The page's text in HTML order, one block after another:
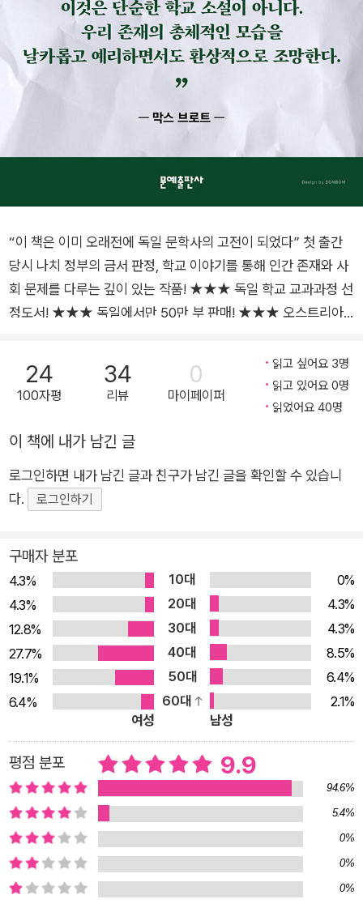
“이 책은 이미 오래전에 독일 문학사의 고전이 되었다” 첫 출간
당시 나치 정부의 금서 판정, 학교 이야기를 통해 인간 존재와 사
회 문제를 다루는 깊이 있는 작품! ★★★ 독일 학교 교과과정 선
정도서! ★★★ 독일에서만 50만 부 판매! ★★★ 오스트리아
추천! ★★★ 영국, 프랑스 등 유럽에서 꾸준히 읽히는 현대의 고
전! 첫 출간 당시 나치 정부의 금서 판정, 학교 이야기를 통해 인
간 존재와 사회 문제를 다루는 깊이 있는 작품! 소설 《게르버》는
히 토어베르크가 1930년 22세 때 발표한 소설이다. 고등학생 쿠
르트 게르버가 겪는 학업의 어려움, 교수와의 갈등, 우정과 사랑
의 문제를 다룬 이 소설은 작가 자신이 프라하의 권위주의적인 학
프라하로 전근하면서 토어베르크가 다녔던 프라하의 학교는 개
혁이 단행된 오스트리아 빈의 학교와 달리 옛 군주제 시기의 낡은
교육 시스템을 그대로 유지하고 있었다. 그 교육의 핵심은 규율과
규범을 내세우며 학생의 자유 의지를 꺾고 순종을 강요하는 것이
었다. 졸업 후 좋은 직장과 대학 입학을 위해 졸업시험 합격증이
필요한 학생들은 학업 스트레스에 시달리며 성적 평가에서 막강
한 권한을 가진 교수에게 순종할 수밖에 없었다. 작가가 소설의
서두에서 전하는 일주일에 열 명의 학생이 자살하는 현실은 그런
하는 토어베르크의 소설에는 고등학교 시절 시를 쓰는 등 다양한
활동을 하다가 1927년 졸업시험에 한 번 낙방한 적이 있는 작가
의 경험이 생생하게 담겨 있다. 소설은 카프카의 유고를 정리·발
표한 막스 브로트의 도움으로 출간되었는데 첫 출간 당시 5,000
부가 인쇄되고 1년도 안 되어 7개국 언어로 번역되었다. 소설의
성공으로 토어베르크는 물질적인 안정과 함께 작가로서 탄탄한
입지를 다질 수 있었다. 하지만 《게르버》는 출간 3년째 되는 193
24
100자평
34
리뷰
0
마이페이퍼
읽고 싶어요 3명
읽고 있어요 0명
읽었어요 40명
이 책에 내가 남긴 글
로그인하면 내가 남긴 글과 친구가 남긴 글을 확인할 수 있습니
다.
로그인하기
구매자 분포
4.3% 10대
0%
4.3%
20대
4.3%
12.8%
30대
4.3%
27.7%
40대
8.5%
19.1%
50대
6.4%
6.4%
60대
2.1%
여성
남성
평점 분포 9.9
94.6%
5.4%
0%
0%
0%